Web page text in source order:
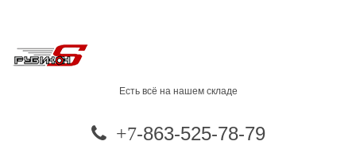
Есть всё на нашем складе
+7-863-525-78-79